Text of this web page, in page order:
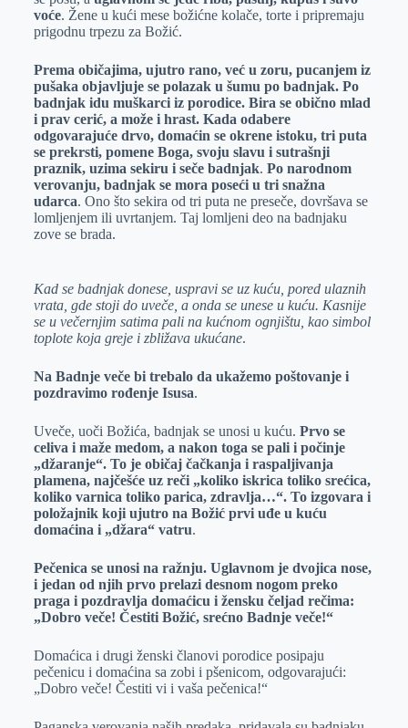
voće. Žene u kući mese božićne kolače, torte i pripremaju
prigodnu trpezu za Božić.
Prema običajima, ujutro rano, već u zoru, pucanjem iz
pušaka objavljuje se polazak u šumu po badnjak. Po
badnjak idu muškarci iz porodice. Bira se obično mlad
i prav cerić, a može i hrast. Kada odabere
odgovarajuće drvo, domaćin se okrene istoku, tri puta
se prekrsti, pomene Boga, svoju slavu i sutrašnji
praznik, uzima sekiru i seče badnjak. Po narodnom
verovanju, badnjak se mora poseći u tri snažna
udarca. Ono što sekira od tri puta ne preseče, dovršava se
lomljenjem ili uvrtanjem. Taj lomljeni deo na badnjaku
zove se brada.
Kad se badnjak donese, uspravi se uz kuću, pored ulaznih
vrata, gde stoji do uveče, a onda se unese u kuću. Kasnije
se u večernjim satima pali na kućnom ognjištu, kao simbol
toplote koja greje i zbližava ukućane.
Na Badnje veče bi trebalo da ukažemo poštovanje i
pozdravimo rođenje Isusa.
Uveče, uoči Božića, badnjak se unosi u kuću. Prvo se
celiva i maže medom, a nakon toga se pali i počinje
„džaranje“. To je običaj čačkanja i raspaljivanja
plamena, najčešće uz reči „koliko iskrica toliko srećica,
koliko varnica toliko parica, zdravlja…“. To izgovara i
položajnik koji ujutro na Božić prvi uđe u kuću
domaćina i „džara“ vatru.
Pečenica se unosi na ražnju. Uglavnom je dvojica nose,
i jedan od njih prvo prelazi desnom nogom preko
praga i pozdravlja domaćicu i žensku čeljad rečima:
„Dobro veče! Čestiti Božić, srećno Badnje veče!“
Domaćica i drugi ženski članovi porodice posipaju
pečenicu i domaćina sa zobi i pšenicom, odgovarajući:
„Dobro veče! Čestiti vi i vaša pečenica!“